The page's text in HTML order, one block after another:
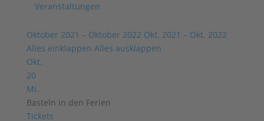
Veranstaltungen
Oktober 2021 – Oktober 2022 Okt. 2021 – Okt. 2022
Alles einklappen Alles ausklappen
Okt.
20
Mi.
Basteln in den Ferien
Tickets